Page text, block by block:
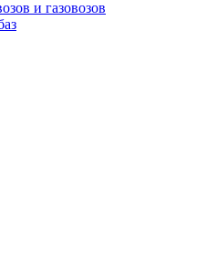
и газовозов